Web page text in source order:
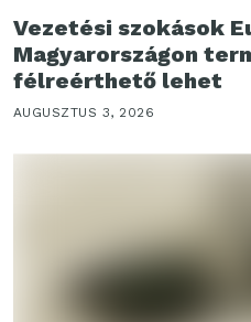
Vezetési szokások
Magyarországon
félreérthető lehet
AUGUSZTUS 3, 2026